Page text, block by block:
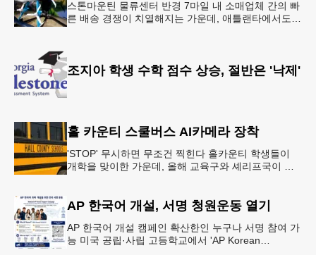
스톤마운틴 물류센터 반경 7마일 내 소매업체 간의 빠
른 배송 경쟁이 치열해지는 가운데, 애틀랜타에서도
조지아 학생 수학 점수 상승, 절반은 '낙제'
홀 카운티 스쿨버스 AI카메라 장착
'STOP' 무시하면 무조건 찍힌다 홀카운티 학생들이
개학을 맞이한 가운데, 올해 교육구와 셰리프국이 학
AP 한국어 개설, 서명 청원운동 열기
AP 한국어 개설 캠페인 확산한인 누구나 서명 참여 가
능 미국 공립·사립 고등학교에서 'AP Korean